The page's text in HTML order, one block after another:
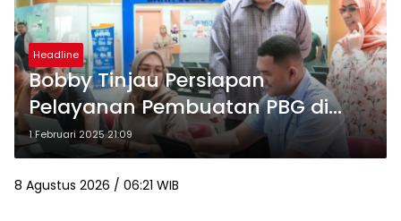
Headline
Bobby Tinjau Persiapan
Pelayanan Pembuatan PBG di
MPP Medan
1 Februari 2025 21:09
8 Agustus 2026 / 06:21 WIB